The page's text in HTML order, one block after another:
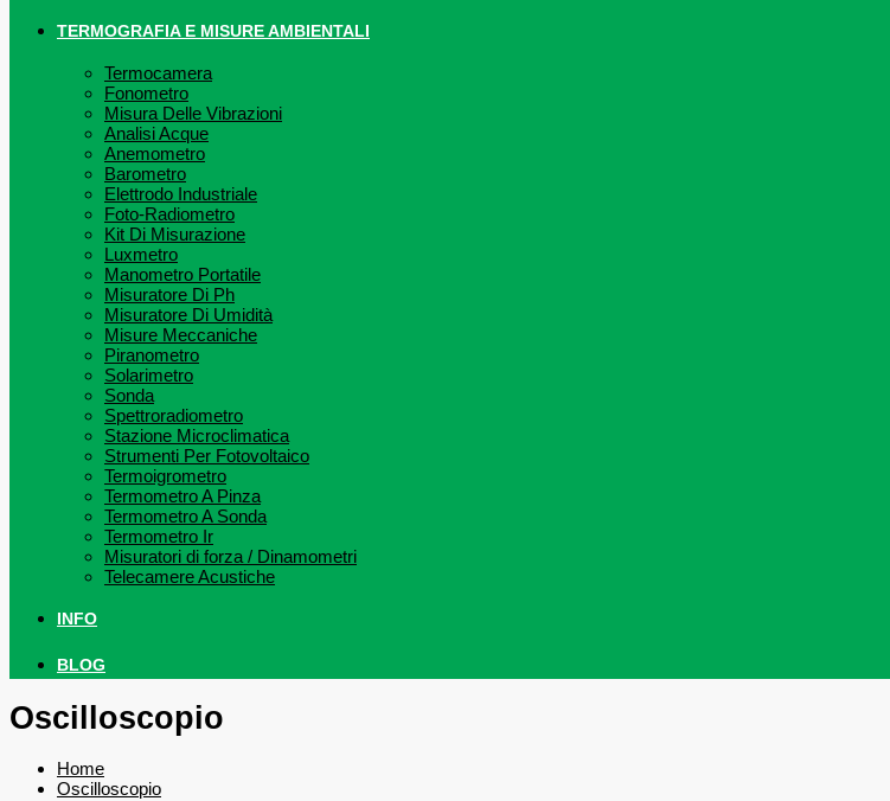
TERMOGRAFIA E MISURE AMBIENTALI
Termocamera
Fonometro
Misura Delle Vibrazioni
Analisi Acque
Anemometro
Barometro
Elettrodo Industriale
Foto-Radiometro
Kit Di Misurazione
Luxmetro
Manometro Portatile
Misuratore Di Ph
Misuratore Di Umidità
Misure Meccaniche
Piranometro
Solarimetro
Sonda
Spettroradiometro
Stazione Microclimatica
Strumenti Per Fotovoltaico
Termoigrometro
Termometro A Pinza
Termometro A Sonda
Termometro Ir
Misuratori di forza / Dinamometri
Telecamere Acustiche
INFO
BLOG
Oscilloscopio
Home
Oscilloscopio